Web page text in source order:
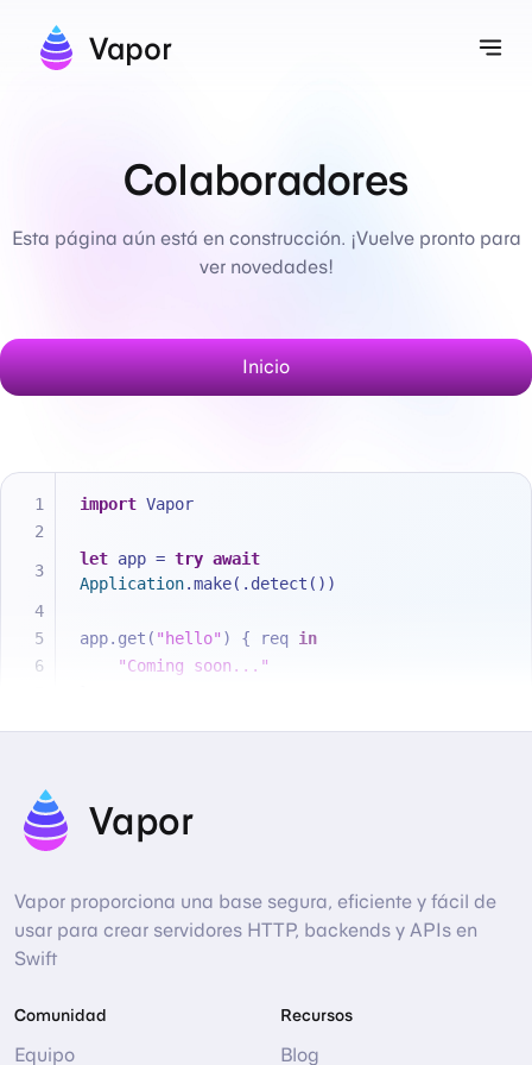
Vapor
Colaboradores
Esta página aún está en construcción. ¡Vuelve pronto para
ver novedades!
Inicio
import Vapor
let app = try await
Application.make(.detect())
app.get( "hello" ) { req in
"Coming soon..."
Vapor
Vapor proporciona una base segura, eficiente y fácil de
usar para crear servidores HTTP, backends y APIs en
Swift
Comunidad
Equipo
Recursos
Blog